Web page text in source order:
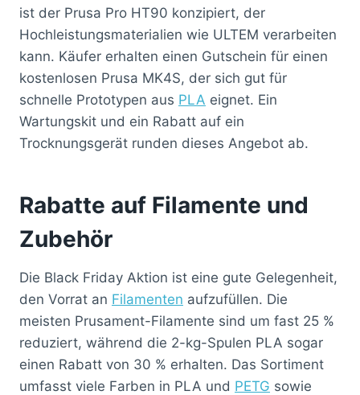
ist der Prusa Pro HT90 konzipiert, der
Hochleistungsmaterialien wie ULTEM verarbeiten
kann. Käufer erhalten einen Gutschein für einen
kostenlosen Prusa MK4S, der sich gut für
schnelle Prototypen aus PLA eignet. Ein
Wartungskit und ein Rabatt auf ein
Trocknungsgerät runden dieses Angebot ab.
Rabatte auf Filamente und
Zubehör
Die Black Friday Aktion ist eine gute Gelegenheit,
den Vorrat an Filamenten aufzufüllen. Die
meisten Prusament-Filamente sind um fast 25 %
reduziert, während die 2-kg-Spulen PLA sogar
einen Rabatt von 30 % erhalten. Das Sortiment
umfasst viele Farben in PLA und PETG sowie